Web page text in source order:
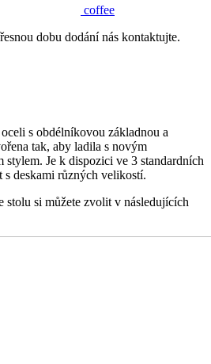
coffee
dobu dodání nás kontaktujte.
s obdélníkovou základnou a
tak, aby ladila s novým
Je k dispozici ve 3 standardních
deskami různých velikostí.
stolu si můžete zvolit v následujících